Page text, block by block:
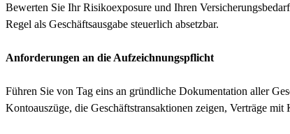
Bewerten Sie Ihr Risikoexposure und Ihren
Regel als Geschäftsausgabe steuerlich absetzbar.
Anforderungen an die Aufzeichnungspflicht
Führen Sie von Tag eins an gründliche Dokumentation aller
Kontoauszüge, die Geschäftstransaktionen zeigen, Verträge